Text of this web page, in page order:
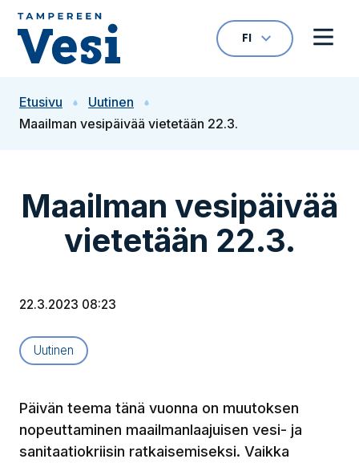
Siirry sisältöön
VALITTU KIELI:
FI
Avaa
Etusivu
Uutinen
Maailman vesipäivää vietetään 22.3.
Maailman vesipäivää
vietetään 22.3.
22.3.2023 08:23
Artikkelityyppi:
Uutinen
Päivän teema tänä vuonna on muutoksen
nopeuttaminen maailmanlaajuisen vesi- ja
sanitaatiokriisin ratkaisemiseksi. Vaikka